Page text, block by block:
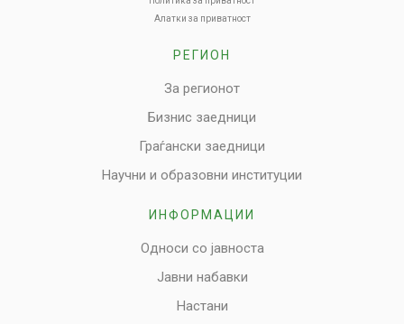
Алатки за приватност
РЕГИОН
За регионот
Бизнис заедници
Граѓански заедници
Научни и образовни институции
ИНФОРМАЦИИ
Односи со јавноста
Јавни набавки
Настани